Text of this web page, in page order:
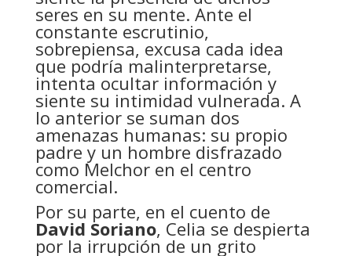
seres en su mente. Ante el
constante escrutinio,
sobrepiensa, excusa cada idea
que podría malinterpretarse,
intenta ocultar información y
siente su intimidad vulnerada. A
lo anterior se suman dos
amenazas humanas: su propio
padre y un hombre disfrazado
como Melchor en el centro
comercial.
Por su parte, en el cuento de
David Soriano, Celia se despierta
por la irrupción de un grito